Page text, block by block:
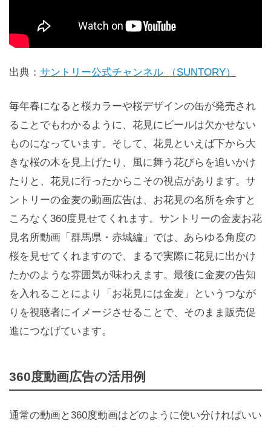
出典： サントリー公式チャンネル （SUNTORY）
毎年春になると桜カラーや桜デザインの缶が発売され
ることでもわかるように、花見にビールは欠かせない
ものになっています。そして、花見といえば下から大
きな桜の木を見上げたり、風に舞う花びらを追いかけ
たりと、花見に行ったからこその視点があります。サ
ントリーの金麦の動画広告は、お花見の名所を余すと
ころなく360度見せてくれます。サントリーの金麦お花
見名所動画「群馬県・赤城編」では、あらゆる角度の
桜を見せてくれますので、まるで実際に花見に出かけ
たかのような雰囲気が味わえます。最後に金麦の告知
を入れることにより「お花見には金麦」というつなが
りを視聴者にイメージさせることで、そのまま販売促
進につなげています。
360度動画広告の活用例
通常の動画と360度動画はどのように使い分ければいい